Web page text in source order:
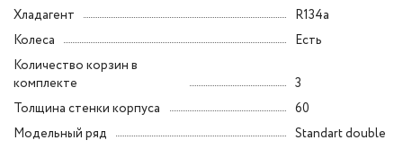
Хладагент
R134a
Колеса
Есть
Количество корзин в
комплекте
3
Толщина стенки корпуса
60
Модельный ряд
Standart double